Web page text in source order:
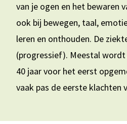
van je ogen en het bewaren
ook bij bewegen, taal,
leren en onthouden. De
(progressief). Meestal wordt
40 jaar voor het eerst
vaak pas de eerste klachten